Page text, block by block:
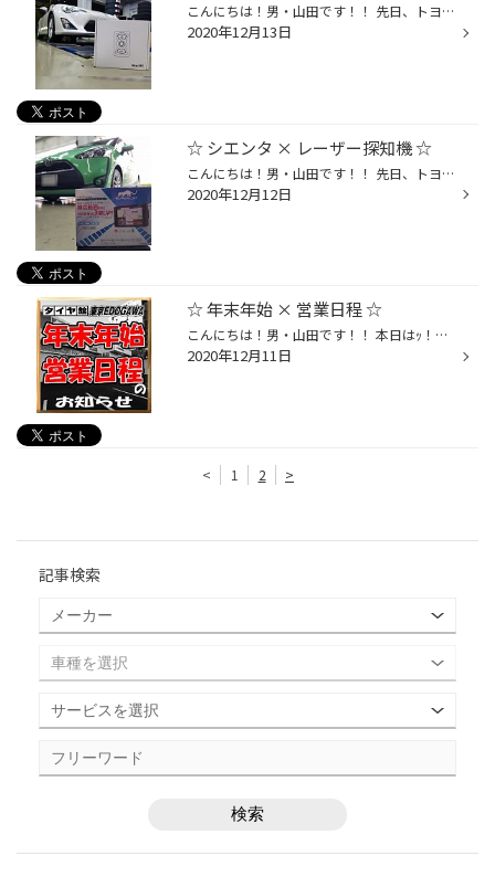
こんにちは！男・山田です！！ 先日、トヨタ ８６にｯ！！ 【 New PPT 】 をお取付けさせて頂きました☆(^^)/ 最近はお電話でのお問合わせが非常に多い！ 大人気の [ NewPPT ] !! 【 体感型カスタムパーツ 】 お取付け後のアクセルレスポンスには きっとご満足頂けるはずですよ☆(￣ー￣)v 年末年始の...
2020年12月13日
☆ シエンタ × レーザー探知機 ☆
こんにちは！男・山田です！！ 先日、トヨタ シエンタに【 レーザー探知機 】 を お取付けさせて頂きました☆(^^)/ 今回もユピテルさんの人気商品!! [ ＧＳ２０３ ] をオススメさせて頂きました♪ 当店でも一番人気のＧＳ２０３は、 ・新型光オービス対応 ・超広範囲探知性能 ・３年の長期保証 安心の...
2020年12月12日
☆ 年末年始 × 営業日程 ☆
こんにちは！男・山田です！！ 本日はｯ！！ 今年の 【 年末年始の営業日程 】 を お知らせいたします☆(^^)/ ・12月28日(月) 通常営業 ・12月29日(火) 短縮営業(※) ※当日の状況により営業終了時刻が 早まる場合がございます。 ・12月30日(水)～1月4日(月) 年末年始休業 ・1月5日(火) 通常営業 以上と...
2020年12月11日
< 1 2 >
記事検索